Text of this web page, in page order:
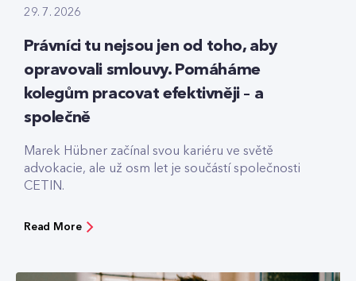
29. 7. 2026
Právníci tu nejsou jen od toho, aby
opravovali smlouvy. Pomáháme
kolegům pracovat efektivněji – a
společně
Marek Hübner začínal svou kariéru ve světě
advokacie, ale už osm let je součástí společnosti
CETIN.
Read More